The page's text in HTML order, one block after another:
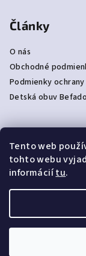
Tento web
tohto webu
informáciítu.
Články
O nás
Obchodné
Podmienky
Detská obuv Befado
Prijímame